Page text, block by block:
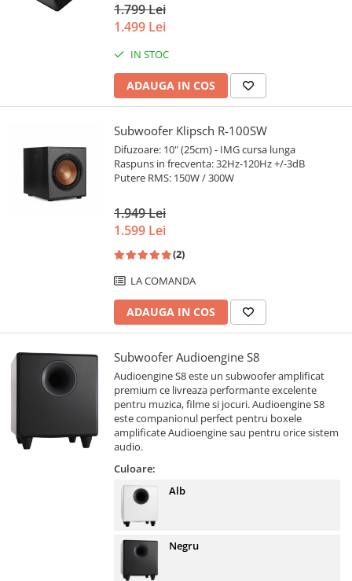
1.799 Lei
1.499 Lei
IN STOC
ADAUGA IN COS
Subwoofer Klipsch R-100SW
Difuzoare: 10" (25cm) - IMG cursa lunga
Raspuns in frecventa: 32Hz-120Hz +/-3dB
Putere RMS: 150W / 300W
1.949 Lei
1.599 Lei
(2)
LA COMANDA
ADAUGA IN COS
Subwoofer Audioengine S8
Audioengine S8 este un subwoofer amplificat
premium ce livreaza performante excelente
pentru muzica, filme si jocuri. Audioengine S8
este companionul perfect pentru boxele
amplificate Audioengine sau pentru orice sistem
audio.
Culoare:
Alb
Negru